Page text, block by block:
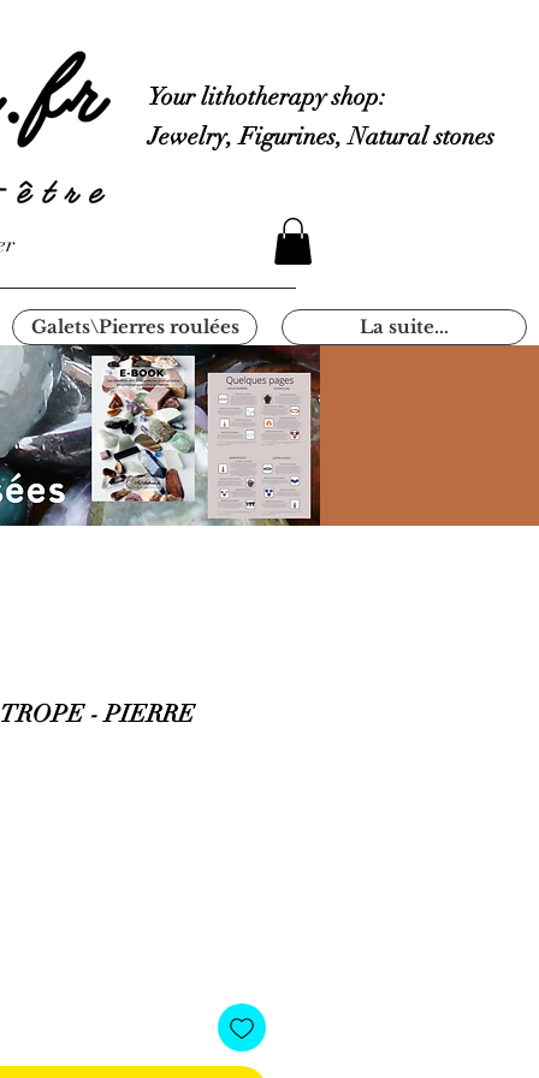
Your lithotherapy shop:
Jewelry, Figurines, Natural stones
Galets\Pierres roulées La suite...
- PIERRE